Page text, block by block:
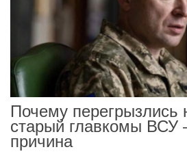
Почему перегрызлись
старый главкомы ВСУ
причина